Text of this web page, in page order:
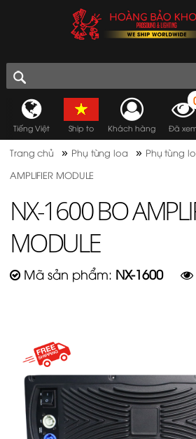
Tiếng Việt Ship to Khách hàng Đã
Trang chủ » Phụ tùng loa » Phụ tùng
AMPLIFIER MODULE
NX-1600 BO
MODULE
Mã sản phẩm: NX-1600